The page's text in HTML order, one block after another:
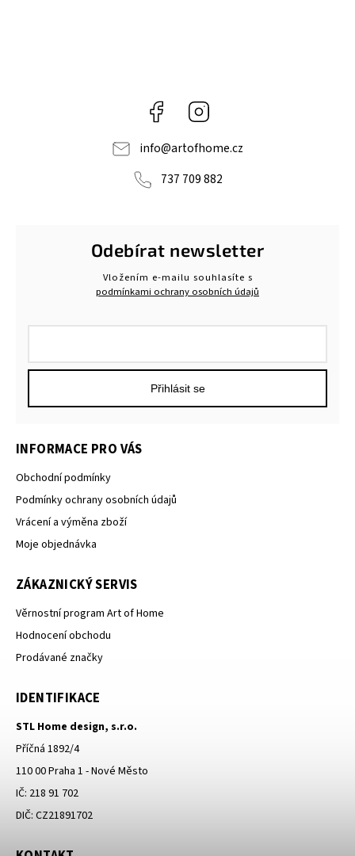
Facebook
info@artofhome.cz
737 709 882
Odebírat newsletter
Vložením e-mailu souhlasíte s
podmínkami ochrany osobních údajů
Přihlásit se
INFORMACE PRO VÁS
Obchodní podmínky
Podmínky ochrany osobních údajů
Vrácení a výměna zboží
Moje objednávka
ZÁKAZNICKÝ SERVIS
Věrnostní program Art of Home
Hodnocení obchodu
Prodávané značky
IDENTIFIKACE
STL Home design, s.r.o.
Příčná 1892/4
110 00 Praha 1 - Nové Město
IČ: 218 91 702
DIČ: CZ21891702